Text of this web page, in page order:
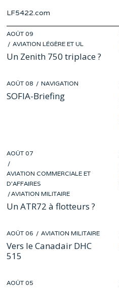
LF5422.com
POSTED
ON
AOÛT 09
31
AVIATION LÉGÈRE ET UL
Un Zenith 750 triplace ?
POSTED
ON
AOÛT 08 JUIL
29
NAVIGATION
SOFIA-Briefing
POSTED
ON
AOÛT 07
AVIATION COMMERCIALE ET
D'AFFAIRES
/AVIATION MILITAIRE
Un ATR72 à flotteurs ?
POSTED
ON
AOÛT 06 JUIL
27
AVIATION MILITAIRE
Vers le Canadair DHC
515
POSTED
AOÛT 05